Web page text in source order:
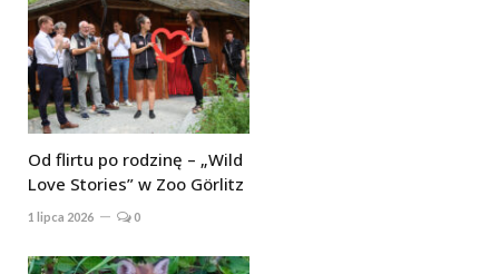
Od flirtu po rodzinę – „Wild
Love Stories” w Zoo Görlitz
1 lipca 2026 0